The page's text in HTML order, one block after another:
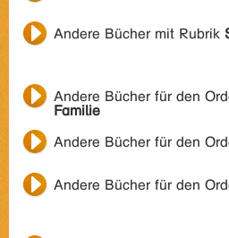
Andere Bücher mit Rubrik
Andere Bücher für den
Familie
Andere Bücher für den
Andere Bücher für den